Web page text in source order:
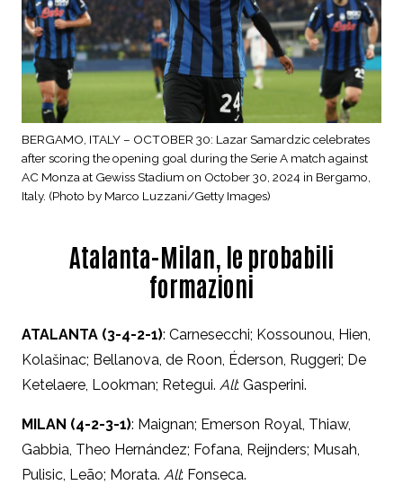
BERGAMO, ITALY – OCTOBER 30: Lazar Samardzic celebrates
after scoring the opening goal during the Serie A match against
AC Monza at Gewiss Stadium on October 30, 2024 in Bergamo,
Italy. (Photo by Marco Luzzani/Getty Images)
Atalanta-Milan, le probabili
formazioni
ATALANTA (3-4-2-1): Carnesecchi; Kossounou, Hien,
Kolašinac; Bellanova, de Roon, Éderson, Ruggeri; De
Ketelaere, Lookman; Retegui. All: Gasperini.
MILAN (4-2-3-1): Maignan; Emerson Royal, Thiaw,
Gabbia, Theo Hernández; Fofana, Reijnders; Musah,
Pulisic, Leão; Morata. All: Fonseca.